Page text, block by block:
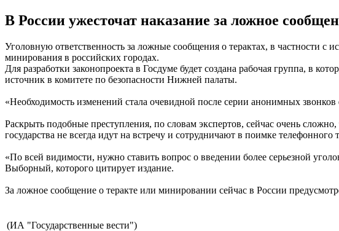
В России ужесточат наказание за ложное
Уголовную ответственность за ложные сообщения о терактах, в частности
минирования в российских городах.
Для разработки законопроекта в Госдуме будет создана рабочая группа, в
источник в комитете по безопасности Нижней палаты.
«Необходимость изменений стала очевидной после серии анонимных
Раскрыть подобные преступления, по словам экспертов, сейчас очень
государства не всегда идут на встречу и сотрудничают в поимке телефонного
«По всей видимости, нужно ставить вопрос о введении более серьезной
Выборный, которого цитирует издание.
За ложное сообщение о теракте или минировании сейчас в России
(ИА "Государственные вести")